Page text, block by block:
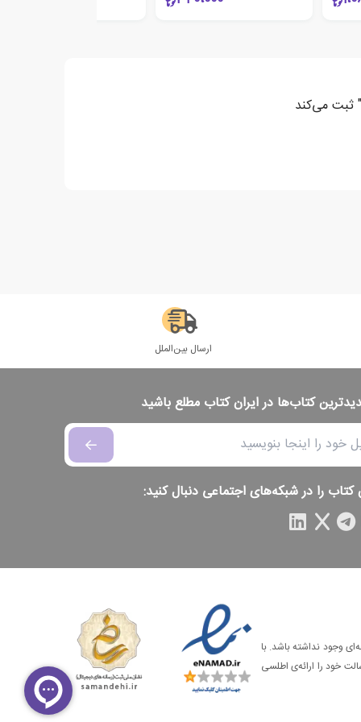
ثبت می‌کند
ارسال بین‌الملل
کتاب‌ها در ایران کتاب مطلع باشید
کتاب را در شبکه‌های اجتماعی دنبال کنید:
وجود نداشته باشد. با
خود را ارائه‌ی اطلسی